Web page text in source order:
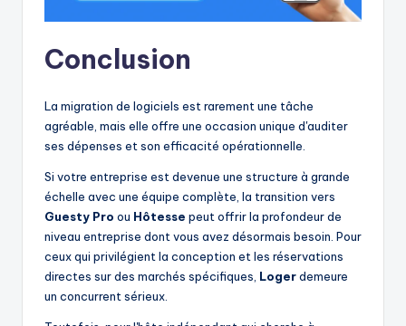
Conclusion
La migration de logiciels est rarement une tâche
agréable, mais elle offre une occasion unique d'auditer
ses dépenses et son efficacité opérationnelle.
Si votre entreprise est devenue une structure à grande
échelle avec une équipe complète, la transition vers
Guesty Pro ou Hôtesse peut offrir la profondeur de
niveau entreprise dont vous avez désormais besoin. Pour
ceux qui privilégient la conception et les réservations
directes sur des marchés spécifiques, Logerdemeure
un concurrent sérieux.